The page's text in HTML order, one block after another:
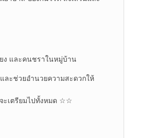
ง และคนชราในหมู่บ้าน​
ละช่วยอำนวยความสะดวก​ให้
ะเตรียมไปทั้งหมด​ ☆☆